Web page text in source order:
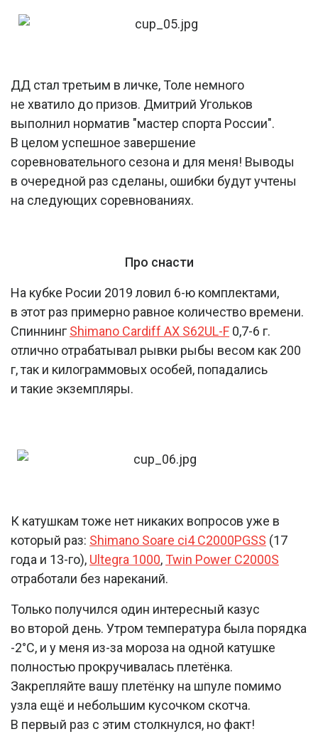
ДД стал третьим в личке, Толе немного
не хватило до призов. Дмитрий Угольков
выполнил норматив "мастер спорта России".
В целом успешное завершение
соревновательного сезона и для меня! Выводы
в очередной раз сделаны, ошибки будут учтены
на следующих соревнованиях.
Про снасти
На кубке Росии 2019 ловил 6-ю комплектами,
в этот раз примерно равное количество времени.
Спиннинг Shimano Cardiff AX S62UL-F 0,7-6 г.
отлично отрабатывал рывки рыбы весом как 200
г, так и килограммовых особей, попадались
и такие экземпляры.
К катушкам тоже нет никаких вопросов уже в
который раз: Shimano Soare ci4 C2000PGSS (17
года и 13-го), Ultegra 1000, Twin Power C2000S
отработали без нареканий.
Только получился один интересный казус
во второй день. Утром температура была порядка
-2°C, и у меня из-за мороза на одной катушке
полностью прокручивалась плетёнка.
Закрепляйте вашу плетёнку на шпуле помимо
узла ещё и небольшим кусочком скотча.
В первый раз с этим столкнулся, но факт!